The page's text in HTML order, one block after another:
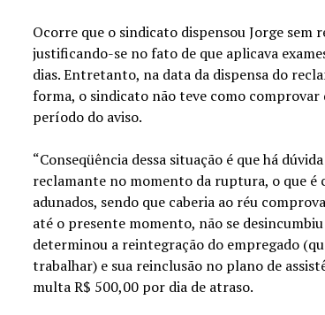
Ocorre que o sindicato dispensou Jorge sem
justificando-se no fato de que aplicava
dias. Entretanto, na data da dispensa do
forma, o sindicato não teve como comprovar
período do aviso.
“Conseqüência dessa situação é que há
reclamante no momento da ruptura, o que é
adunados, sendo que caberia ao réu
até o presente momento, não se
determinou a reintegração do empregado
trabalhar) e sua reinclusão no plano de
multa R$ 500,00 por dia de atraso.